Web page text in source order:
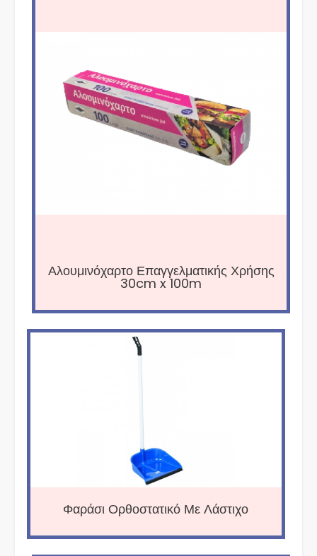
Αλουμινόχαρτο Επαγγελματικής Χρήσης
30cm x 100m
Φαράσι Ορθοστατικό Με Λάστιχο